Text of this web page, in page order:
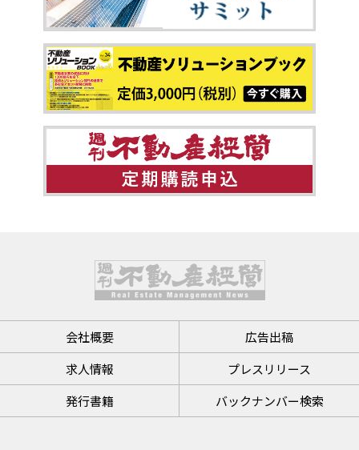
会社概要
広告出稿
求人情報
プレスリリース
発行書籍
バックナンバー検索